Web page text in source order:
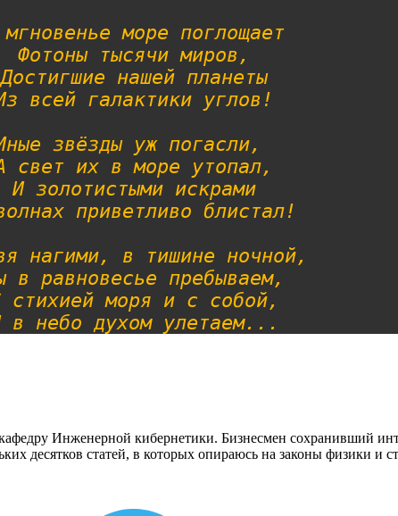
море поглощает
Фотоны тысячи миров,
Достигшие нашей планеты
всей галактики углов!
звёзды уж погасли,
свет их в море утопал,
И золотистыми искрами
приветливо блистал!
нагими, в тишине ночной,
в равновесье пребываем,
стихией моря и с собой,
в небо духом улетаем...
Инженерной кибернетики. Бизнесмен сохранивший
десятков статей, в которых опираюсь на законы физики и